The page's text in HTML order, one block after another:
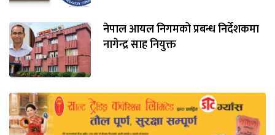
नेपाल आयल निगमको प्रबन्ध निर्देशकमा
नागेन्द्र साह नियुक्त